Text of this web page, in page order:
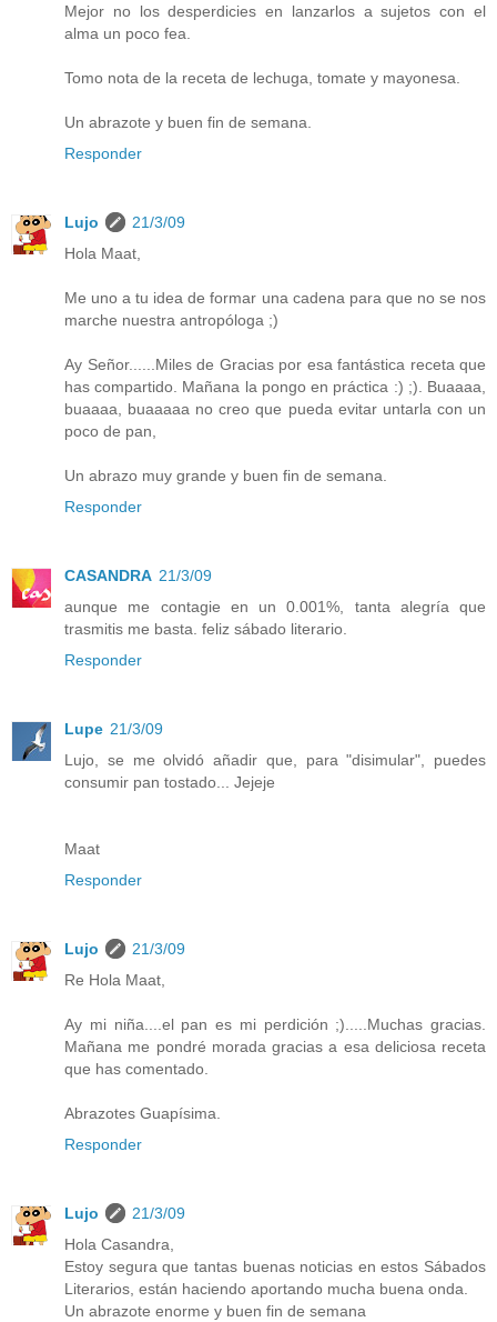
Mejor no los desperdicies en lanzarlos a sujetos con el
alma un poco fea.
Tomo nota de la receta de lechuga, tomate y mayonesa.
Un abrazote y buen fin de semana.
Responder
Lujo
21/3/09
Hola Maat,
Me uno a tu idea de formar una cadena para que no se nos
marche nuestra antropóloga ;)
Ay Señor......Miles de Gracias por esa fantástica receta que
has compartido. Mañana la pongo en práctica :) ;). Buaaaa,
buaaaa, buaaaaa no creo que pueda evitar untarla con un
poco de pan,
Un abrazo muy grande y buen fin de semana.
Responder
CASANDRA 21/3/09
aunque me contagie en un 0.001%, tanta alegría que
trasmitis me basta. feliz sábado literario.
Responder
Lupe 21/3/09
Lujo, se me olvidó añadir que, para "disimular", puedes
consumir pan tostado... Jejeje
Maat
Responder
Lujo
21/3/09
Re Hola Maat,
Ay mi niña....el pan es mi perdición ;).....Muchas gracias.
Mañana me pondré morada gracias a esa deliciosa receta
que has comentado.
Abrazotes Guapísima.
Responder
Lujo
21/3/09
Hola Casandra,
Estoy segura que tantas buenas noticias en estos Sábados
Literarios, están haciendo aportando mucha buena onda.
Un abrazote enorme y buen fin de semana